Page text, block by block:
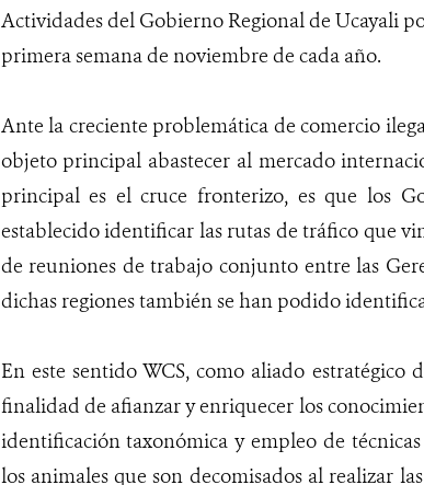
Actividades del Gobierno Regional de Ucayali
primera semana de noviembre de cada año.
Ante la creciente problemática de comercio
objeto principal abastecer al mercado
principal es el cruce fronterizo, es que los
establecido identificar las rutas de tráfico que
de reuniones de trabajo conjunto entre las
dichas regiones también se han podido
En este sentido WCS, como aliado
finalidad de afianzar y enriquecer los
identificación taxonómica y empleo de
los animales que son decomisados al realizar